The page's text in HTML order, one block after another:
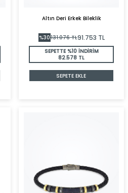
Altın Deri Erkek Bileklik
%30131.076TL91.753 TL
SEPETTE %10 İNDİRİM
82.578 TL
SEPETE EKLE